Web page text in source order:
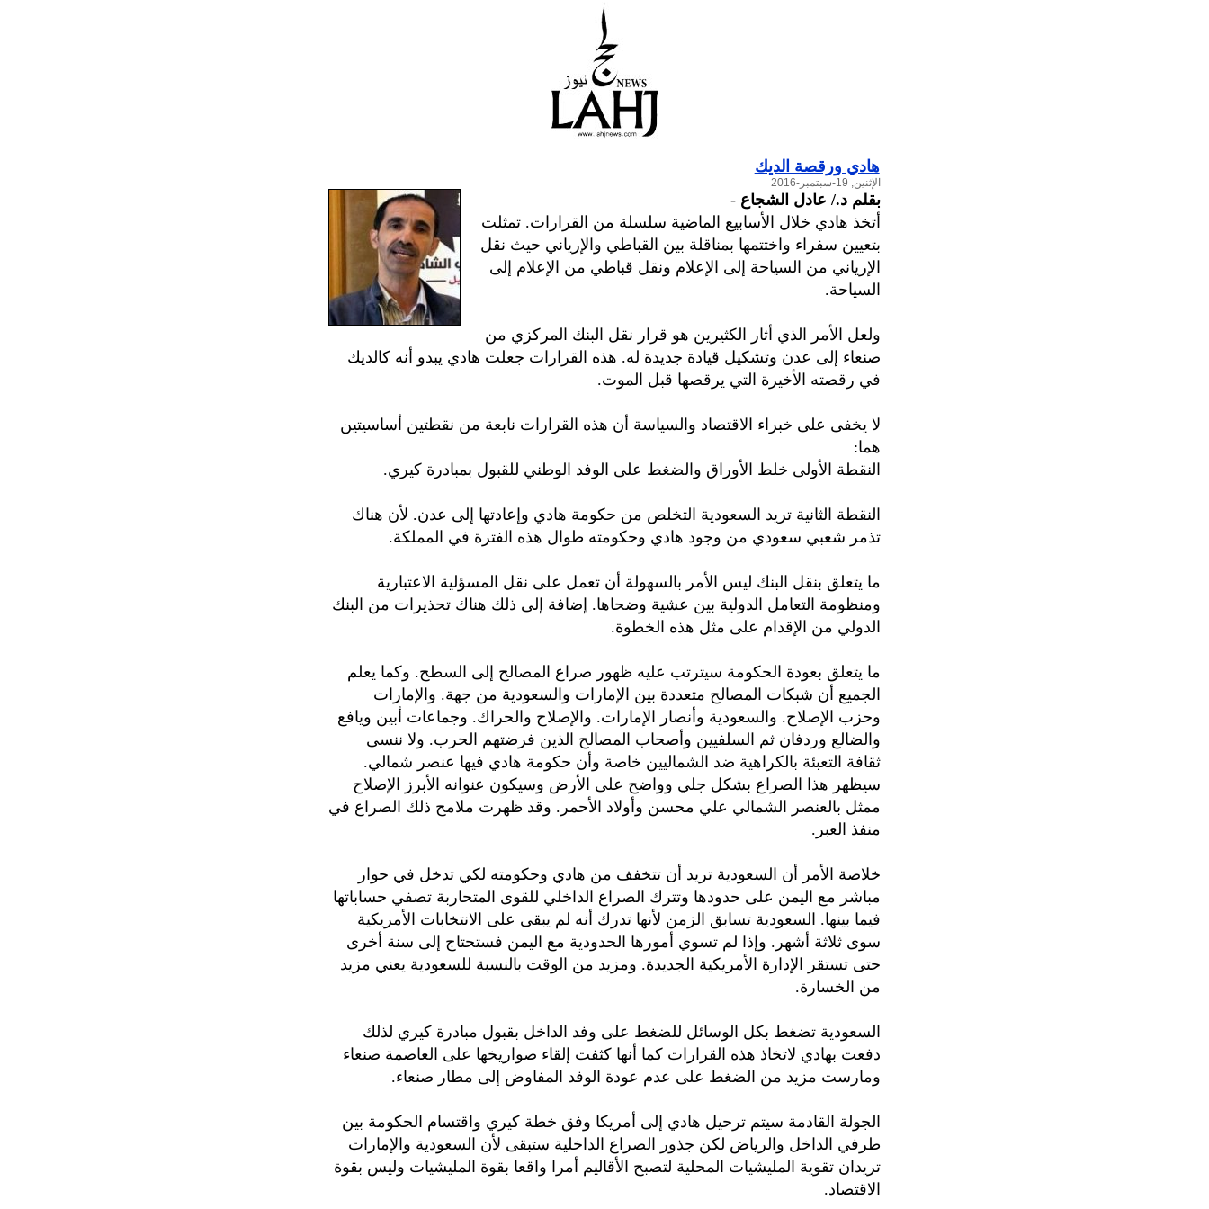
هادي ورقصة الديك
الإثنين, 19-سبتمبر-2016
بقلم د./ عادل الشجاع -
أتخذ هادي خلال الأسابيع الماضية سلسلة من القرارات. تمثلت
بتعيين سفراء واختتمها بمناقلة بين القباطي والإرياني حيث نقل
الإرياني من السياحة إلى الإعلام ونقل قباطي من الإعلام إلى
السياحة.
ولعل الأمر الذي أثار الكثيرين هو قرار نقل البنك المركزي من
صنعاء إلى عدن وتشكيل قيادة جديدة له. هذه القرارات جعلت هادي يبدو أنه كالديك
في رقصته الأخيرة التي يرقصها قبل الموت.
لا يخفى على خبراء الاقتصاد والسياسة أن هذه القرارات نابعة من نقطتين أساسيتين
هما:
النقطة الأولى خلط الأوراق والضغط على الوفد الوطني للقبول بمبادرة كيري.
النقطة الثانية تريد السعودية التخلص من حكومة هادي وإعادتها إلى عدن. لأن هناك
تذمر شعبي سعودي من وجود هادي وحكومته طوال هذه الفترة في المملكة.
ما يتعلق بنقل البنك ليس الأمر بالسهولة أن تعمل على نقل المسؤلية الاعتبارية
ومنظومة التعامل الدولية بين عشية وضحاها. إضافة إلى ذلك هناك تحذيرات من البنك
الدولي من الإقدام على مثل هذه الخطوة.
ما يتعلق بعودة الحكومة سيترتب عليه ظهور صراع المصالح إلى السطح. وكما يعلم
الجميع أن شبكات المصالح متعددة بين الإمارات والسعودية من جهة. والإمارات
وحزب الإصلاح. والسعودية وأنصار الإمارات. والإصلاح والحراك. وجماعات أبين ويافع
والضالع وردفان ثم السلفيين وأصحاب المصالح الذين فرضتهم الحرب. ولا ننسى
ثقافة التعبئة بالكراهية ضد الشماليين خاصة وأن حكومة هادي فيها عنصر شمالي.
سيظهر هذا الصراع بشكل جلي وواضح على الأرض وسيكون عنوانه الأبرز الإصلاح
ممثل بالعنصر الشمالي علي محسن وأولاد الأحمر. وقد ظهرت ملامح ذلك الصراع في
منفذ العبر.
خلاصة الأمر أن السعودية تريد أن تتخفف من هادي وحكومته لكي تدخل في حوار
مباشر مع اليمن على حدودها وتترك الصراع الداخلي للقوى المتحاربة تصفي حساباتها
فيما بينها. السعودية تسابق الزمن لأنها تدرك أنه لم يبقى على الانتخابات الأمريكية
سوى ثلاثة أشهر. وإذا لم تسوي أمورها الحدودية مع اليمن فستحتاج إلى سنة أخرى
حتى تستقر الإدارة الأمريكية الجديدة. ومزيد من الوقت بالنسبة للسعودية يعني مزيد
من الخسارة.
السعودية تضغط بكل الوسائل للضغط على وفد الداخل بقبول مبادرة كيري لذلك
دفعت بهادي لاتخاذ هذه القرارات كما أنها كثفت إلقاء صواريخها على العاصمة صنعاء
ومارست مزيد من الضغط على عدم عودة الوفد المفاوض إلى مطار صنعاء.
الجولة القادمة سيتم ترحيل هادي إلى أمريكا وفق خطة كيري واقتسام الحكومة بين
طرفي الداخل والرياض لكن جذور الصراع الداخلية ستبقى لأن السعودية والإمارات
تريدان تقوية المليشيات المحلية لتصبح الأقاليم أمرا واقعا بقوة المليشيات وليس بقوة
الاقتصاد.